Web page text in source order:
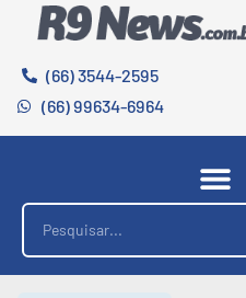
(66) 3544-2595
(66) 99634-6964